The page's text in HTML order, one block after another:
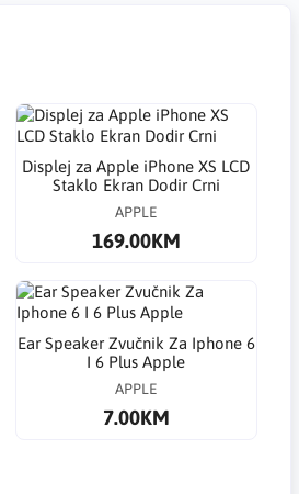
​Displej za Apple iPhone XS LCD
Staklo Ekran Dodir Crni
APPLE
169.00KM
Ear Speaker Zvučnik Za Iphone 6
I 6 Plus Apple
APPLE
7.00KM